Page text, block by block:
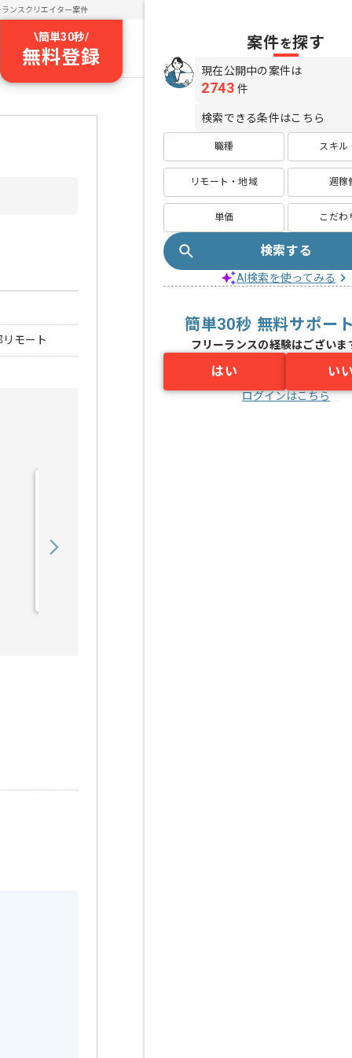
ランスクリエイター案件
\簡単30秒/
無料登録
モート
案件
案件を探す
現在公開中の案件は
2743 件
検索できる条件はこちら
職種 スキル
リモート・地域 週稼
単価 こだわ
検索する
AI検索を使ってみる
簡単30秒 無料サポー
フリーランスの経験はございま
はい い
ログインはこちら